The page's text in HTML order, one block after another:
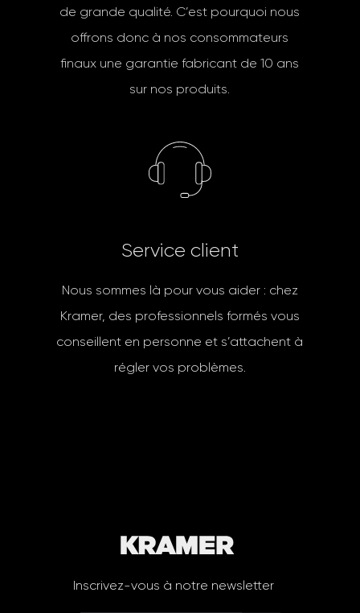
de grande qualité. C’est pourquoi nous
offrons donc à nos consommateurs
finaux une garantie fabricant de 10 ans
sur nos produits.
Service cl ient
Nous sommes là pour vous aider : chez
Kramer, des professionnels formés vous
conseillent en personne et s’attachent à
régler vos problèmes.
Inscrivez-vous à notre newsletter